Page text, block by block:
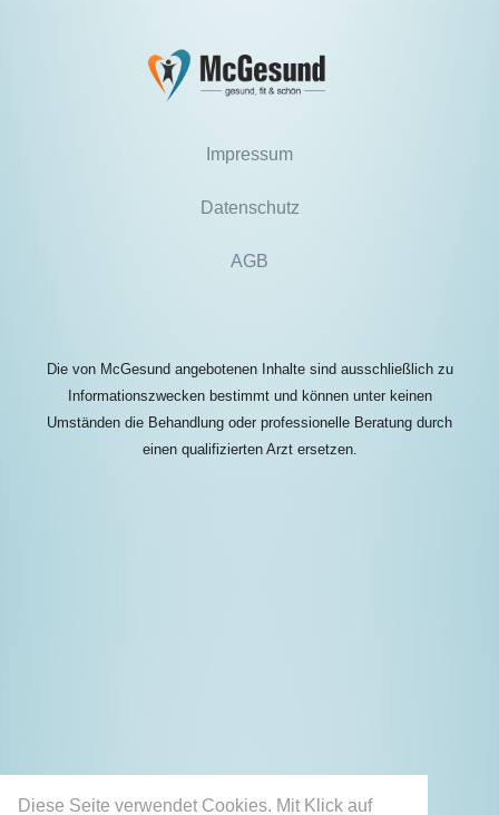
Diese Seite verwendet Cookies. Mit Klick auf
Impressum
Datenschutz
AGB
Die von McGesund angebotenen Inhalte sind ausschließlich zu
Informationszwecken bestimmt und können unter keinen
Umständen die Behandlung oder professionelle Beratung durch
einen qualifizierten Arzt ersetzen.